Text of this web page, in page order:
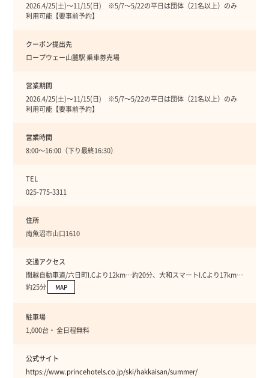
2026.4/25(土)〜11/15(日) ※5/7〜5/22の平日は団体（21名以上）のみ
利用可能【要事前予約】
クーポン提出先
ロープウェー山麓駅 乗車券売場
営業期間
2026.4/25(土)〜11/15(日) ※5/7〜5/22の平日は団体（21名以上）のみ
利用可能【要事前予約】
営業時間
8:00〜16:00（下り最終16:30）
TEL
025-775-3311
住所
南魚沼市山口1610
交通アクセス
関越自動車道/六日町I.Cより12km…約20分、大和スマートI.Cより17km…
約25分
MAP
駐車場
1,000台・ 全日程無料
公式サイト
https://www.princehotels.co.jp/ski/hakkaisan/summer/